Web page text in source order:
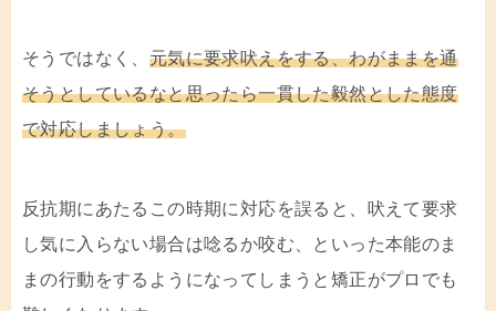
そうではなく、 元気に要求吠えをする、わがままを通
そうとしているなと思ったら一貫した毅然とした態度
で対応しましょう。
反抗期にあたるこの時期に対応を誤ると、吠えて要求
し気に入らない場合は唸るか咬む、といった本能のま
まの行動をするようになってしまうと矯正がプロでも